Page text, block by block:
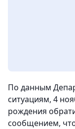
По данным
ситуациям, 4
рождения
сообщением,